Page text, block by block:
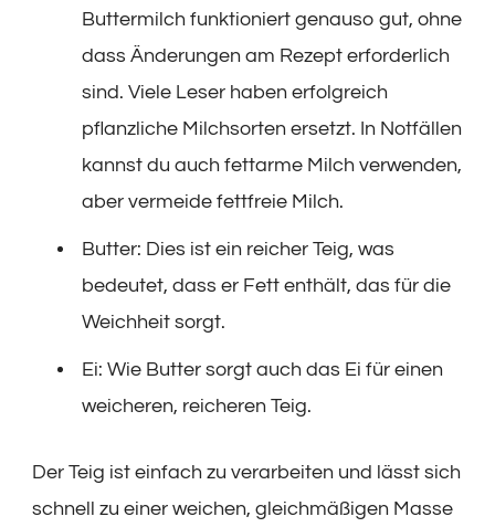
Buttermilch funktioniert genauso gut, ohne
dass Änderungen am Rezept erforderlich
sind. Viele Leser haben erfolgreich
pflanzliche Milchsorten ersetzt. In Notfällen
kannst du auch fettarme Milch verwenden,
aber vermeide fettfreie Milch.
Butter: Dies ist ein reicher Teig, was
bedeutet, dass er Fett enthält, das für die
Weichheit sorgt.
Ei: Wie Butter sorgt auch das Ei für einen
weicheren, reicheren Teig.
Der Teig ist einfach zu verarbeiten und lässt sich
schnell zu einer weichen, gleichmäßigen Masse